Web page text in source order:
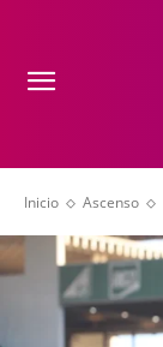
Inicio Ascenso